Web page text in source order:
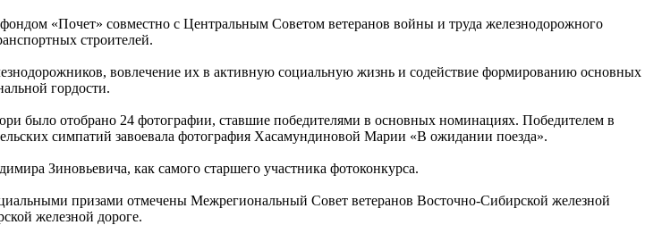
«Почет» совместно с Центральным Советом ветеранов войны и труда железнодорожного
строителей.
вовлечение их в активную социальную жизнь и содействие формированию основных
гордости.
было отобрано 24 фотографии, ставшие победителями в основных номинациях. Победителем в
симпатий завоевала фотография Хасамундиновой Марии «В ожидании поезда».
Зиновьевича, как самого старшего участника фотоконкурса.
призами отмечены Межрегиональный Совет ветеранов Восточно-Сибирской железной
железной дороге.